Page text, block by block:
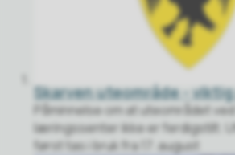
Skarven uteområde -
Påminnelse om at uteområdet
læringssenter ikke er ferdigstilt.
først tas i bruk fra 17. august